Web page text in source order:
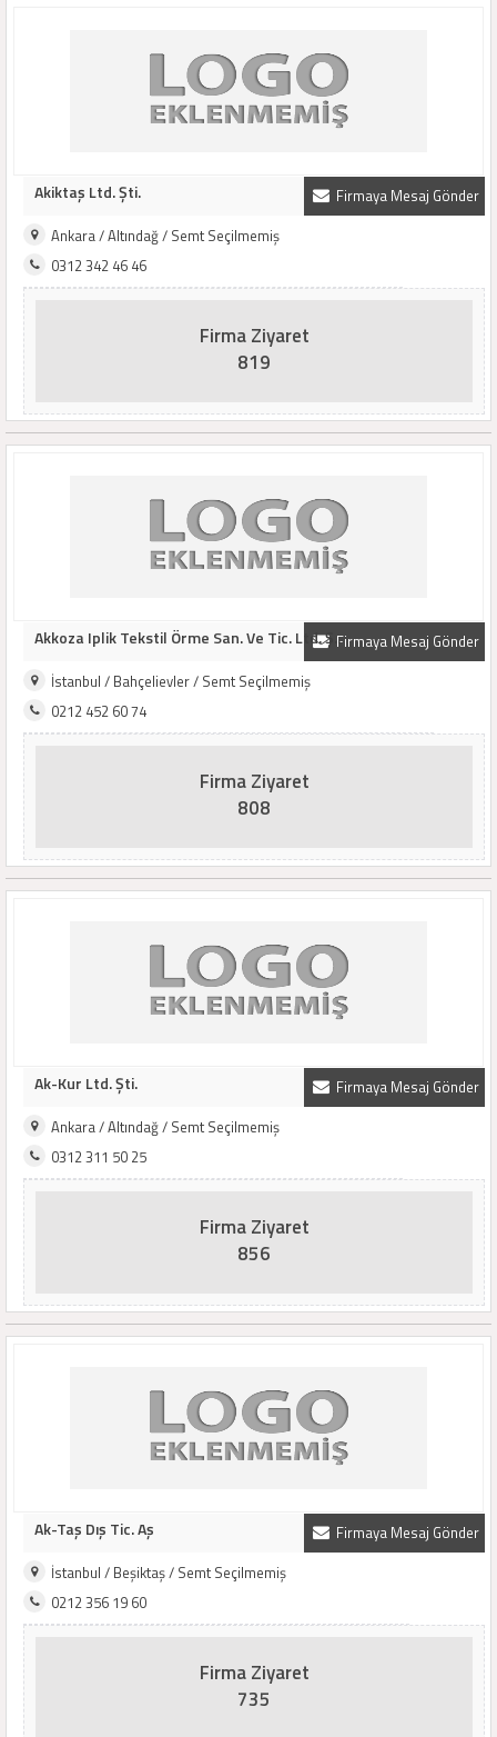
Firmaya Mesaj Gönder
Akiktaş Ltd. Şti.
Ankara / Altındağ / Semt Seçilmemiş
0312 342 46 46
Firma Ziyaret
819
Firmaya Mesaj Gönder
Akkoza Iplik Tekstil Örme San. Ve Tic. Ltd. Ş..
İstanbul / Bahçelievler / Semt Seçilmemiş
0212 452 60 74
Firma Ziyaret
808
Firmaya Mesaj Gönder
Ak-Kur Ltd. Şti.
Ankara / Altındağ / Semt Seçilmemiş
0312 311 50 25
Firma Ziyaret
856
Firmaya Mesaj Gönder
Ak-Taş Dış Tic. Aş
İstanbul / Beşiktaş / Semt Seçilmemiş
0212 356 19 60
Firma Ziyaret
735